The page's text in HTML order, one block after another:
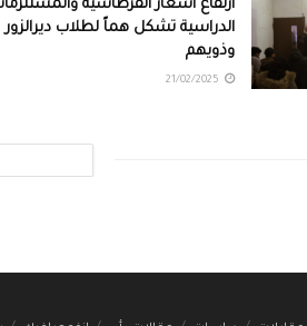
ارتفاع أسعار القرطاسية
الدراسية تشكل هماً لطلاب ديرالزور
وذويهم